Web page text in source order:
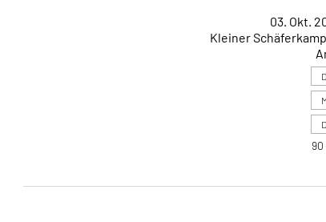
03. Okt.
Kleiner